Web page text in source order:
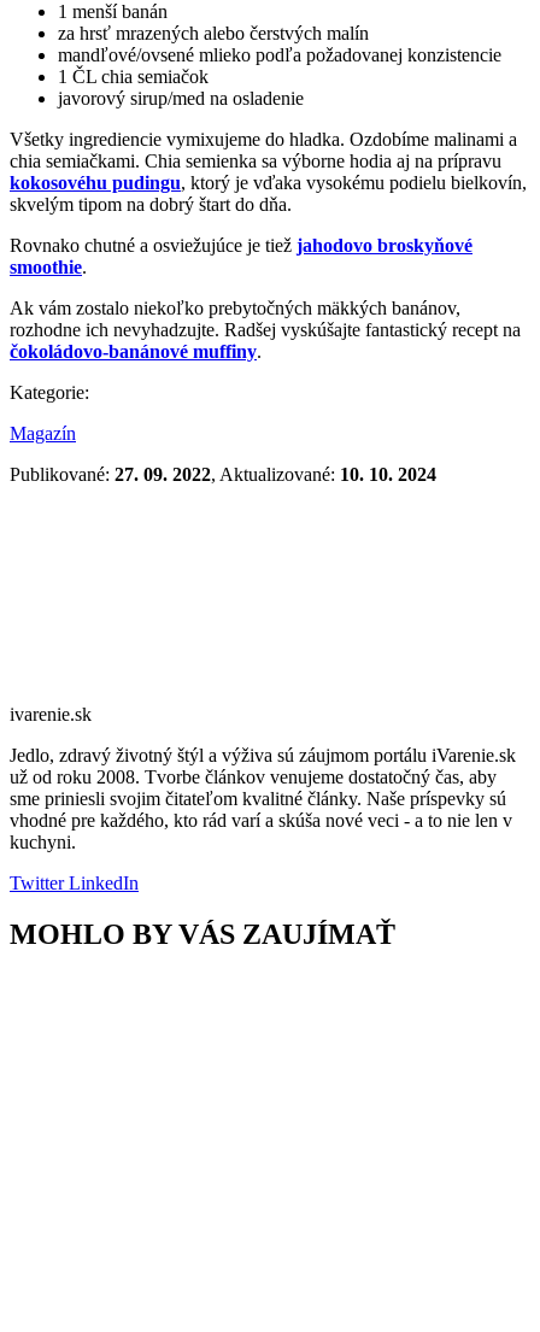
1 menší banán
za hrsť mrazených alebo čerstvých malín
mandľové/ovsené mlieko podľa požadovanej konzistencie
1 ČL chia semiačok
javorový sirup/med na osladenie
Všetky ingrediencie vymixujeme do hladka. Ozdobíme malinami a
chia semiačkami. Chia semienka sa výborne hodia aj na prípravu
kokosovéhu pudingu, ktorý je vďaka vysokému podielu bielkovín,
skvelým tipom na dobrý štart do dňa.
Rovnako chutné a osviežujúce je tiež jahodovo broskyňové
smoothie.
Ak vám zostalo niekoľko prebytočných mäkkých banánov,
rozhodne ich nevyhadzujte. Radšej vyskúšajte fantastický recept na
čokoládovo-banánové muffiny.
Kategorie:
Magazín
Publikované: 27. 09. 2022, Aktualizované: 10. 10. 2024
ivarenie.sk
Jedlo, zdravý životný štýl a výživa sú záujmom portálu iVarenie.sk
už od roku 2008. Tvorbe článkov venujeme dostatočný čas, aby
sme priniesli svojim čitateľom kvalitné články. Naše príspevky sú
vhodné pre každého, kto rád varí a skúša nové veci - a to nie len v
kuchyni.
TwitterLinkedIn
MOHLO BY VÁS ZAUJÍMAŤ